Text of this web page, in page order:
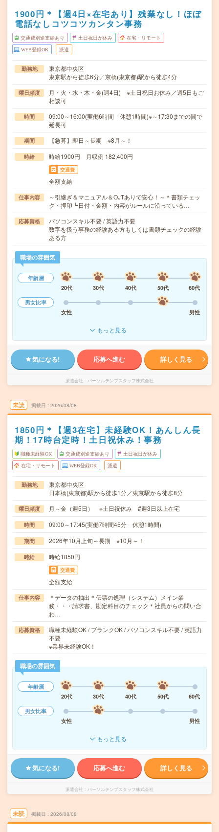
1900円＊【週4日×在宅あり】残業なし！ほぼ
電話なしコツコツカンタン事務
交通費別途支給あり 土日祝日が休み 在宅・リモート
WEB登録OK 派遣
勤務地
東京都中央区
東京駅から徒歩6分／京橋(東京都)駅から徒歩4分
曜日頻度
月・火・水・木・金(週4日) ※土日祝日お休み／週5日もご
相談可
時間
09:00～16:00(実働6時間 休憩1時間)※～17:30までの間で
延長可
期間 【急募】即日～長期 ※8月～！
時給 時給1900円 月収例 182,400円
交通費
全額支給
仕事内容
～引継ぎ＆マニュアル＆OJTありで安心！～＊書類チェッ
ク・押印┗日付・金額・内容がルールに沿っている…
応募資格
パソコンスキル不要 / 英語力不要
数字を扱う事務の経験ある方もしくは書類チェックの経験
ある方
職場の雰囲気
年齢層
20代
30代 40代 50代
60代
男女比率
女性
男性
もっと見る
気になる! 応募へ進む 詳しく見る
派遣会社 パーソルテンプスタッフ株式会社
未読 掲載日 2026/08/08
1850円＊【週3在宅】未経験OK！あんしん長
期！17時台定時！土日祝休み！事務
職種未経験OK 交通費別途支給あり 土日祝日が休み
在宅・リモート WEB登録OK 派遣
勤務地
東京都中央区
日本橋(東京都)駅から徒歩1分／東京駅から徒歩8分
曜日頻度 月～金（週5日） ※土日祝休み #週3日以上在宅
時間 09:00～17:45(実働7時間45分 休憩1時間)
期間 2026年10月上旬～長期 ※10月～！
時給 時給1850円
交通費
全額支給
仕事内容
＊データの抽出＊伝票の処理（システム）メイン業
務・・・請求書、勘定科目のチェック＊社員からの問い合
わ…
応募資格
職種未経験OK / ブランクOK / パソコンスキル不要 / 英語力
不要
※業界未経験OK！
職場の雰囲気
年齢層
20代
30代 40代 50代
60代
男女比率
女性
男性
もっと見る
気になる! 応募へ進む 詳しく見る
派遣会社 パーソルテンプスタッフ株式会社
未読 掲載日 2026/08/08